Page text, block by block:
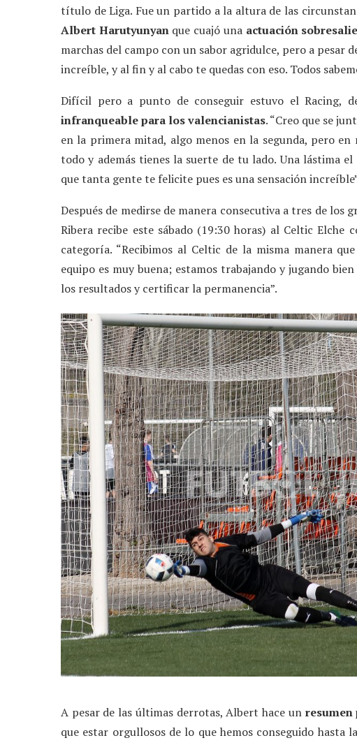
título de Liga. Fue un partido a la altura de las
Albert Harutyunyanque cuajó una actuación
marchas del campo con un sabor agridulce, pero a pesar
increíble, y al fin y al cabo te quedas con eso. Todos
Difícil pero a punto de conseguir estuvo el Racing,
infranqueable para los valencianistas. “Creo que se
en la primera mitad, algo menos en la segunda, pero
todo y además tienes la suerte de tu lado. Una lástima
que tanta gente te felicite pues es una sensación
Después de medirse de manera consecutiva a tres de los
Ribera recibe este sábado (19:30 horas) al Celtic Elche
categoría. “Recibimos al Celtic de la misma manera
equipo es muy buena; estamos trabajando y jugando
los resultados y certificar la permanencia”.
A pesar de las últimas derrotas, Albert hace un
que estar orgullosos de lo que hemos conseguido hasta